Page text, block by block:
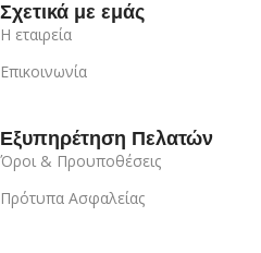
Σχετικά με εμάς
Η εταιρεία
Επικοινωνία
Εξυπηρέτηση Πελατών
Όροι & Προυποθέσεις
Πρότυπα Ασφαλείας